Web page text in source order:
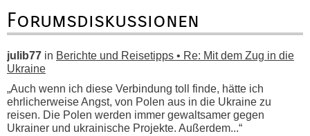
Forumsdiskussionen
julib77 in Berichte und Reisetipps • Re: Mit dem Zug in die
Ukraine
„Auch wenn ich diese Verbindung toll finde, hätte ich
ehrlicherweise Angst, von Polen aus in die Ukraine zu
reisen. Die Polen werden immer gewaltsamer gegen
Ukrainer und ukrainische Projekte. Außerdem...“